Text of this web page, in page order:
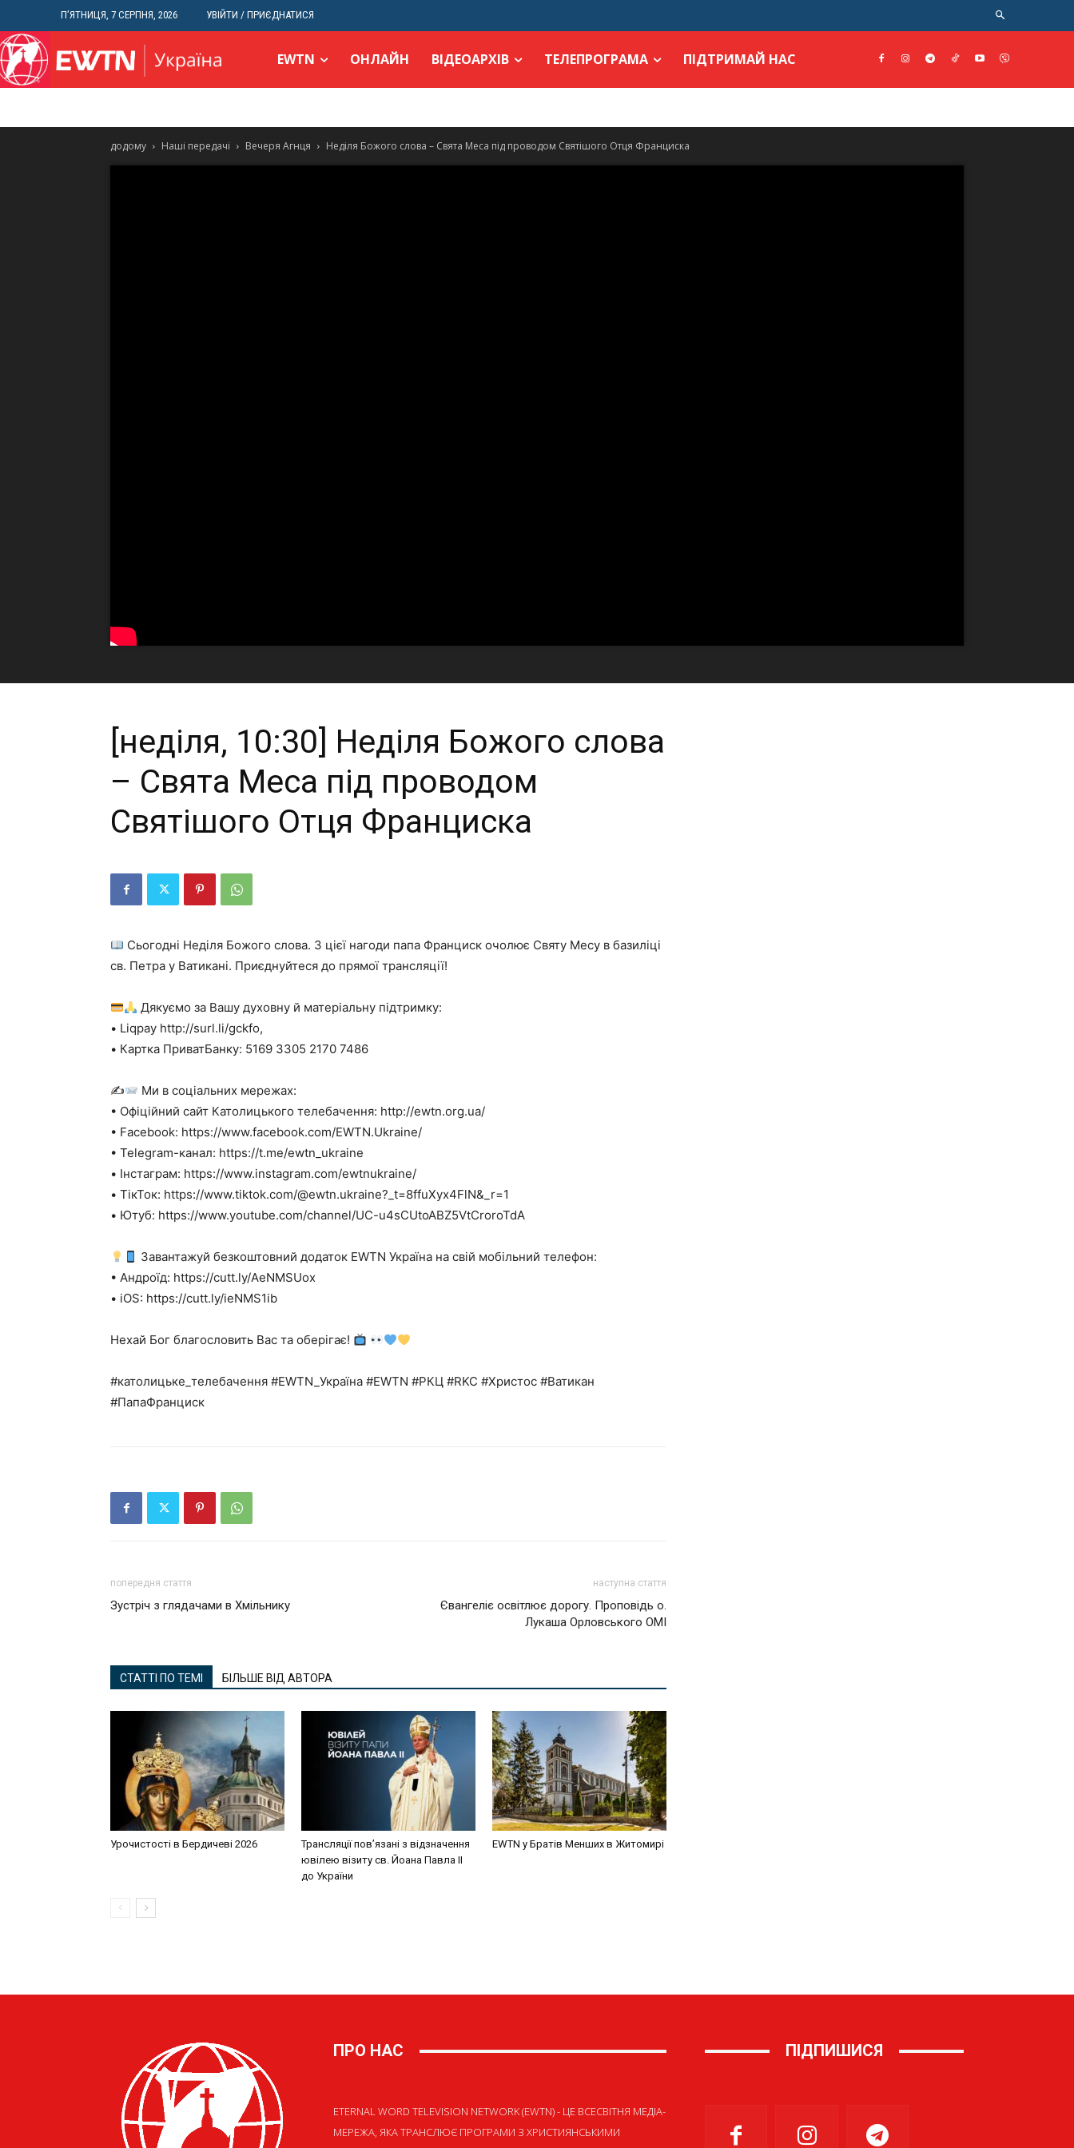
П’ЯТНИЦЯ, 7 СЕРПНЯ, 2026 УВІЙТИ / ПРИЄДНАТИСЯ
EWTN ОНЛАЙН ВІДЕОАРХІВ ТЕЛЕПРОГРАМА ПІДТРИМАЙ НАС
додому Наші передачі Вечеря Агнця Неділя Божого слова – Свята Меса під проводом Святішого Отця Франциска
[неділя, 10:30] Неділя Божого слова
– Свята Меса під проводом
Святішого Отця Франциска
Сьогодні Неділя Божого слова. З цієї нагоди папа Франциск очолює Святу Месу в базиліці
св. Петра у Ватикані. Приєднуйтеся до прямої трансляції!
Дякуємо за Вашу духовну й матеріальну підтримку:
• Liqpay http://surl.li/gckfo,
• Картка ПриватБанку: 5169 3305 2170 7486
✍
Ми в соціальних мережах:
• Офіційний сайт Католицького телебачення: http://ewtn.org.ua/
• Facebook: https://www.facebook.com/EWTN.Ukraine/
• Telegram-канал: https://t.me/ewtn_ukraine
• Інстаграм: https://www.instagram.com/ewtnukraine/
• ТікТок: https://www.tiktok.com/@ewtn.ukraine?_t=8ffuXyx4FlN&_r=1
• Ютуб: https://www.youtube.com/channel/UC-u4sCUtoABZ5VtCroroTdA
Завантажуй безкоштовний додаток EWTN Україна на свій мобільний телефон:
• Андроїд: https://cutt.ly/AeNMSUox
• iOS: https://cutt.ly/ieNMS1ib
Нехай Бог благословить Вас та оберігає!
#католицьке_телебачення #EWTN_Україна #EWTN #РКЦ #RKC #Христос #Ватикан
#ПапаФранциск
попередня стаття
Зустріч з глядачами в Хмільнику
наступна стаття
Євангеліє освітлює дорогу. Проповідь о.
Лукаша Орловського ОМІ
СТАТТІ ПО ТЕМІ БІЛЬШЕ ВІД АВТОРА
Урочистості в Бердичеві 2026
Трансляції пов’язані з відзначення
ювілею візиту св. Йоана Павла ІІ
до України
EWTN у Братів Менших в Житомирі
ПРО НАС
ETERNAL WORD TELEVISION NETWORK (EWTN) - ЦЕ ВСЕСВІТНЯ МЕДІА-
МЕРЕЖА, ЯКА ТРАНСЛЮЄ ПРОГРАМИ З ХРИСТИЯНСЬКИМИ
ПІДПИШИСЯ